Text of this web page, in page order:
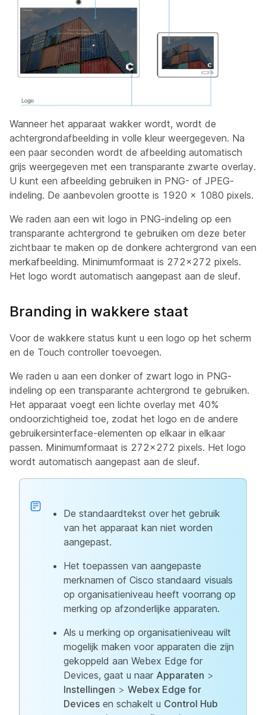
Wanneer het apparaat wakker wordt, wordt de
achtergrondafbeelding in volle kleur weergegeven. Na
een paar seconden wordt de afbeelding automatisch
grijs weergegeven met een transparante zwarte overlay.
U kunt een afbeelding gebruiken in PNG- of JPEG-
indeling. De aanbevolen grootte is 1920 x 1080 pixels.
We raden aan een wit logo in PNG-indeling op een
transparante achtergrond te gebruiken om deze beter
zichtbaar te maken op de donkere achtergrond van een
merkafbeelding. Minimumformaat is 272x272 pixels.
Het logo wordt automatisch aangepast aan de sleuf.
Branding in wakkere staat
Voor de wakkere status kunt u een logo op het scherm
en de Touch controller toevoegen.
We raden u aan een donker of zwart logo in PNG-
indeling op een transparante achtergrond te gebruiken.
Het apparaat voegt een lichte overlay met 40%
ondoorzichtigheid toe, zodat het logo en de andere
gebruikersinterface-elementen op elkaar in elkaar
passen. Minimumformaat is 272x272 pixels. Het logo
wordt automatisch aangepast aan de sleuf.
De standaardtekst over het gebruik
van het apparaat kan niet worden
aangepast.
Het toepassen van aangepaste
merknamen of Cisco standaard visuals
op organisatieniveau heeft voorrang op
merking op afzonderlijke apparaten.
Als u merking op organisatieniveau wilt
mogelijk maken voor apparaten die zijn
gekoppeld aan Webex Edge for
Devices, gaat u naar Apparaten >
Instellingen > Webex Edge for
Devices en schakelt u Control Hub